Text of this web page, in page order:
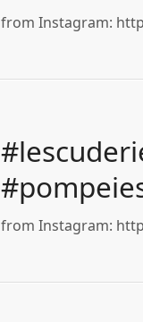
from Instagram:
from Instagram: